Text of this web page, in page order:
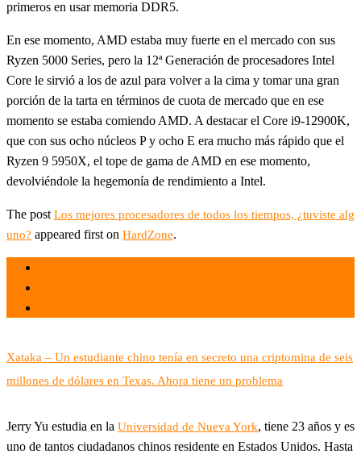
primeros en usar memoria DDR5.
En ese momento, AMD estaba muy fuerte en el mercado con sus
Ryzen 5000 Series, pero la 12ª Generación de procesadores Intel
Core le sirvió a los de azul para volver a la cima y tomar una gran
porción de la tarta en términos de cuota de mercado que en ese
momento se estaba comiendo AMD. A destacar el Core i9-12900K,
que con sus ocho núcleos P y ocho E era mucho más rápido que el
Ryzen 9 5950X, el tope de gama de AMD en ese momento,
devolviéndole la hegemonía de rendimiento a Intel.
The post Los mejores procesadores de todos los tiempos, ¿tuviste alg
uno? appeared first on HardZone.
Xataka – Un estudiante chino tenía en secreto una criptomina de seis
millones de dólares en Texas. Ahora tiene un problema
Jerry Yu estudia en la Universidad de Nueva York, tiene 23 años y es
uno de tantos ciudadanos chinos residente en Estados Unidos. Hasta